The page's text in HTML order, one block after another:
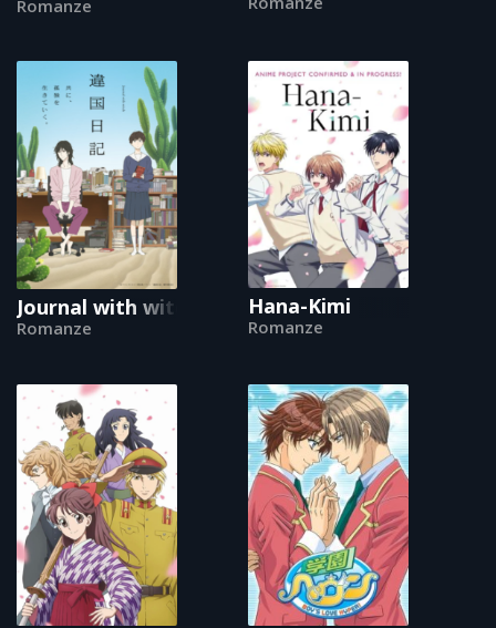
Romanze
Journal with witch
Romanze
Hana-Kimi
Romanze